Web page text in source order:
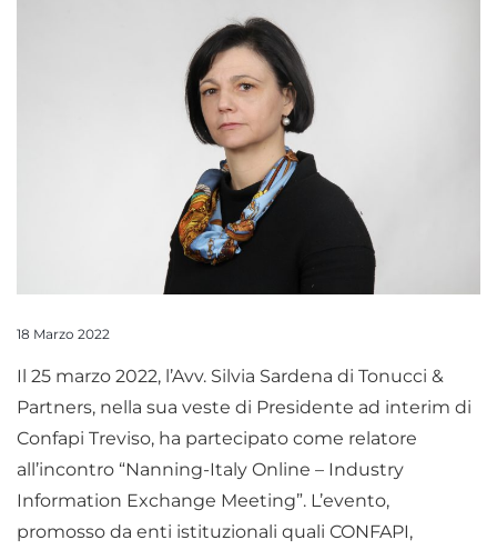
18 Marzo 2022
Il 25 marzo 2022, l’Avv. Silvia Sardena di Tonucci &
Partners, nella sua veste di Presidente ad interim di
Confapi Treviso, ha partecipato come relatore
all’incontro “Nanning-Italy Online – Industry
Information Exchange Meeting”. L’evento,
promosso da enti istituzionali quali CONFAPI,